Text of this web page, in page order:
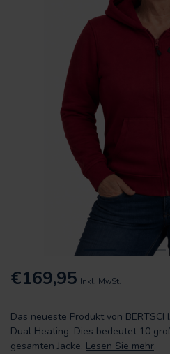
€169,95 Inkl. MwSt.
Das neueste Produkt von
Dual Heating. Dies bedeutet 10
gesamten Jacke. Lesen Sie mehr.